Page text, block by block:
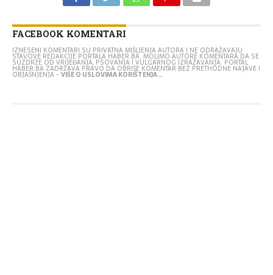
FACEBOOK KOMENTARI
IZNESENI KOMENTARI SU PRIVATNA MIŠLJENJA AUTORA I NE ODRAŽAVAJU
STAVOVE REDAKCIJE PORTALA HABER.BA. MOLIMO AUTORE KOMENTARA DA SE
SUZDRŽE OD VRIJEĐANJA, PSOVANJA I VULGARNOG IZRAŽAVANJA. PORTAL
HABER.BA ZADRŽAVA PRAVO DA OBRIŠE KOMENTAR BEZ PRETHODNE NAJAVE I
OBJAŠNJENJA -VIŠE O USLOVIMA KORIŠTENJA...